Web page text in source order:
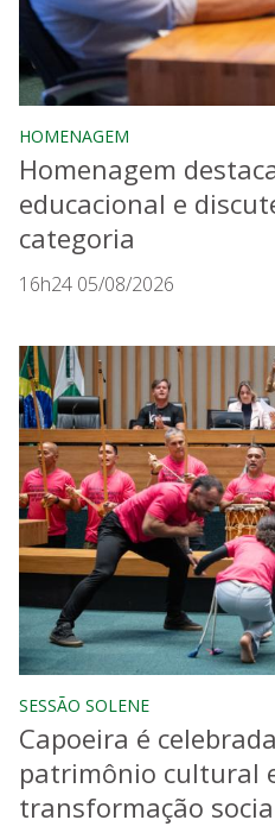
HOMENAGEM
Homenagem
educacional e
categoria
16h24 05/08/2026
SESSÃO SOLENE
Capoeira é
patrimônio cultural
transformação